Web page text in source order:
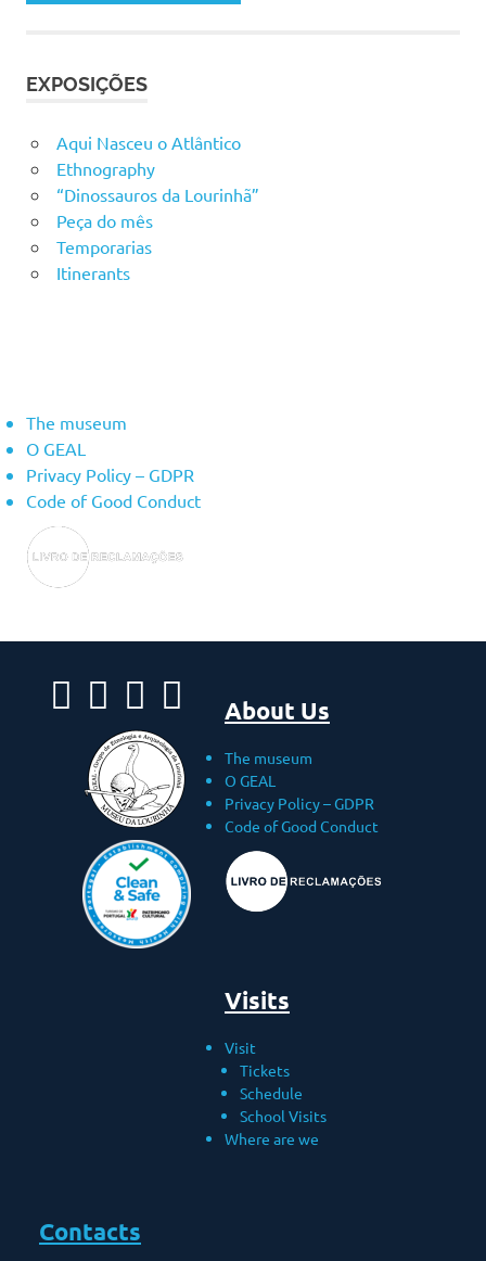
EXPOSIÇÕES
Aqui Nasceu o Atlântico
Ethnography
“Dinossauros da Lourinhã”
Peça do mês
Temporarias
Itinerants
The museum
O GEAL
Privacy Policy – ​​GDPR
Code of Good Conduct
About Us
The museum
O GEAL
Privacy Policy – ​​GDPR
Code of Good Conduct
Visits
Visit
Tickets
Schedule
School Visits
Where are we
Contacts